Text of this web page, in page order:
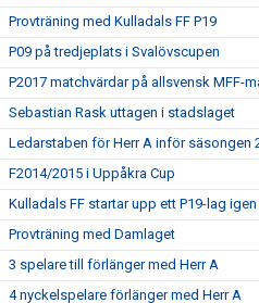
Provträning med Kulladals FF P19
P09 på tredjeplats i Svalövscupen
P2017 matchvärdar på allsvensk MFF-
Sebastian Rask uttagen i stadslaget
Ledarstaben för Herr A inför säsongen
F2014/2015 i Uppåkra Cup
Kulladals FF startar upp ett P19-lag igen
Provträning med Damlaget
3 spelare till förlänger med Herr A
4 nyckelspelare förlänger med Herr A